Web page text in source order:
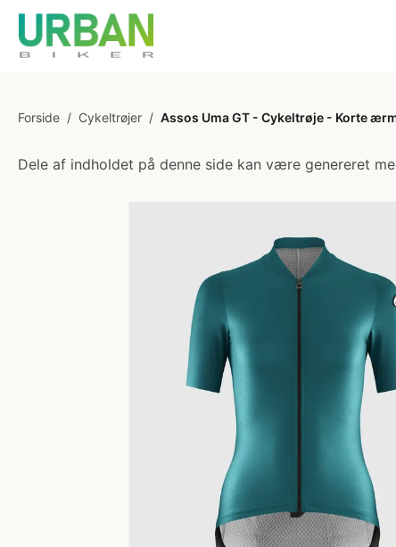
Forside / Cykeltrøjer / Assos Uma GT - Cykeltrøje - Korte
Dele af indholdet på denne side kan være genereret